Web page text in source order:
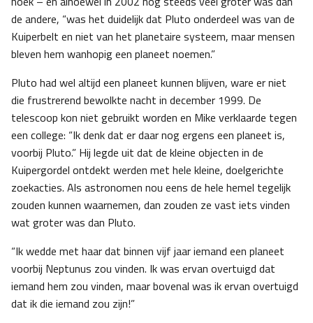
de andere, “was het duidelijk dat Pluto onderdeel was van de
Kuiperbelt en niet van het planetaire systeem, maar mensen
bleven hem wanhopig een planeet noemen.”
Pluto had wel altijd een planeet kunnen blijven, ware er niet
die frustrerend bewolkte nacht in december 1999. De
telescoop kon niet gebruikt worden en Mike verklaarde tegen
een college: “Ik denk dat er daar nog ergens een planeet is,
voorbij Pluto.” Hij legde uit dat de kleine objecten in de
Kuipergordel ontdekt werden met hele kleine, doelgerichte
zoekacties. Als astronomen nou eens de hele hemel tegelijk
zouden kunnen waarnemen, dan zouden ze vast iets vinden
wat groter was dan Pluto.
“Ik wedde met haar dat binnen vijf jaar iemand een planeet
voorbij Neptunus zou vinden. Ik was ervan overtuigd dat
iemand hem zou vinden, maar bovenal was ik ervan overtuigd
dat ik die iemand zou zijn!”